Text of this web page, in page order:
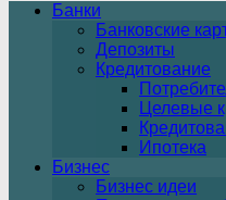
Банки
Банковские
Депозиты
Кредитование
Целевые
Ипотека
Бизнес
Бизнес идеи